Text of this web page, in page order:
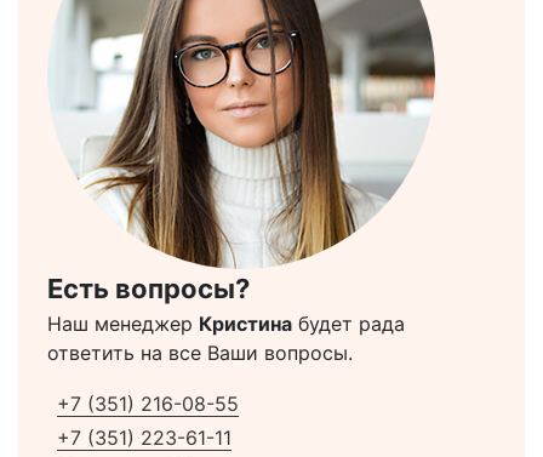
Есть вопросы?
Наш менеджер Кристина будет рада
ответить на все Ваши вопросы.
+7 (351) 216-08-55
+7 (351) 223-61-11